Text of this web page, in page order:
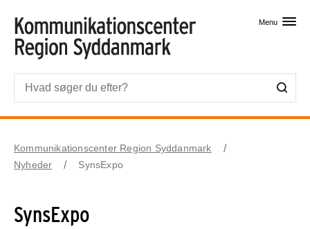
Menu
Kommunikationscenter Region Syddanmark
Nyheder
SynsExpo
SynsExpo